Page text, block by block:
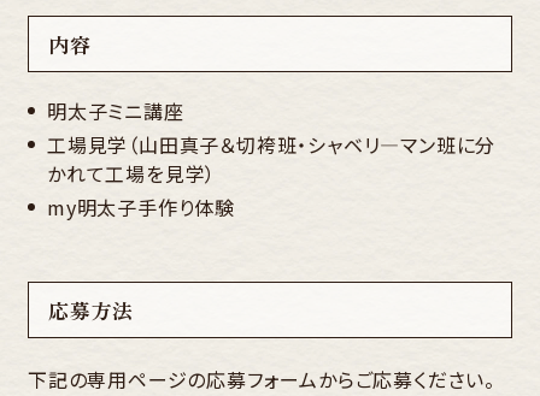
内容
明太子ミニ講座
工場見学（山田真子＆切袴班・シャベリ―マン班に分
かれて工場を見学）
my明太子手作り体験
応募方法
下記の専用ページの応募フォームからご応募ください。